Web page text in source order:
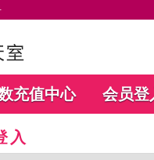
充值中心 会员登
入